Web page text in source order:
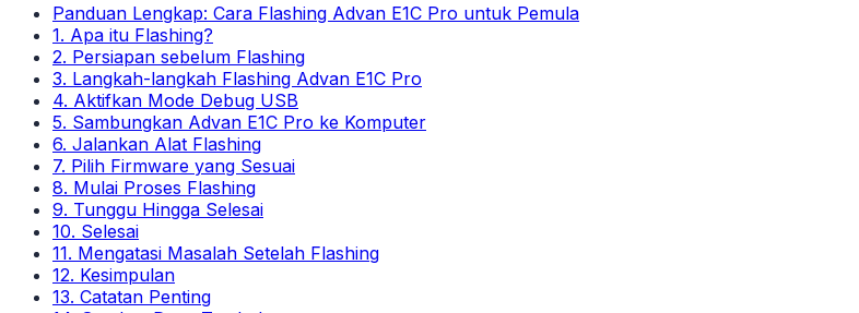
Panduan Lengkap: Cara Flashing Advan E1C Pro untuk Pemula
1. Apa itu Flashing?
2. Persiapan sebelum Flashing
3. Langkah-langkah Flashing Advan E1C Pro
4. Aktifkan Mode Debug USB
5. Sambungkan Advan E1C Pro ke Komputer
6. Jalankan Alat Flashing
7. Pilih Firmware yang Sesuai
8. Mulai Proses Flashing
9. Tunggu Hingga Selesai
10. Selesai
11. Mengatasi Masalah Setelah Flashing
12. Kesimpulan
13. Catatan Penting